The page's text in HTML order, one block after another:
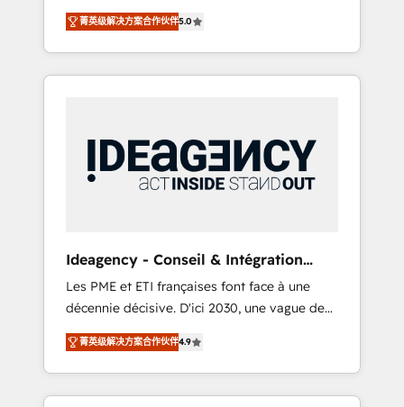
opportunités d'affaires ➤ La mise en place
de stratégies d'acquisition marketing (SEO,
SEA, inbound, automatisation marketing,
ABM, IA, emailing) Informations clés : - 10 ans
certifications HubSpot cumulées
teams. We build multi-hub solutions and
orchestrate operations across your entire
tech stack. Aptitude 8 is trusted by top
brands such as Lenovo, Bluetooth,
Association, Randstad, Uber Freight, and
HubSpot itself. We have the largest technical
consulting team of any HubSpot partner and
extensibility. When you work with Aptitude 8,
you get a team – not an individual – with
embedded consulting, strategy,
development, and project management. We
have 100% US-based, FTE team members.
We offer project-based and managed
services engagements that include new
菁英级解决方案合作伙伴5.0
Ideagency - Conseil & Intégration
HubSpot
Les PME et ETI françaises font face à une
décennie décisive. D'ici 2030, une vague de
consolidation va recomposer le marché.
Seules survivront les entreprises qui auront
réussi leur transformation. Le problème ?
58% des dirigeants savent que l'IA est vitale
菁英级解决方案合作伙伴4.9